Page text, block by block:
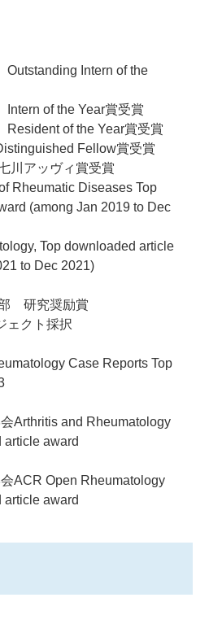
Intern of the
of the Year賞受賞
of the Year賞受賞
Fellow賞受賞
川アッヴィ賞受賞
Rheumatic Diseases Top
(among Jan 2019 to Dec
Top downloaded article
to Dec 2021)
研究奨励賞
ェクト採択
Case Reports Top
Arthritis and Rheumatology
award
ACR Open Rheumatology
award